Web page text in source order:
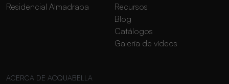
Residencial Almadraba
Recursos
Blog
Catálogos
Galería de vídeos
ACERCA DE ACQUABELLA